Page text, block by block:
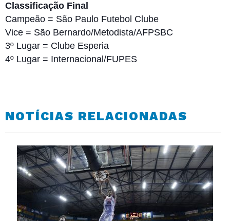
Classificação Final
Campeão = São Paulo Futebol Clube
Vice = São Bernardo/Metodista/AFPSBC
3º Lugar = Clube Esperia
4º Lugar = Internacional/FUPES
NOTÍCIAS RELACIONADAS